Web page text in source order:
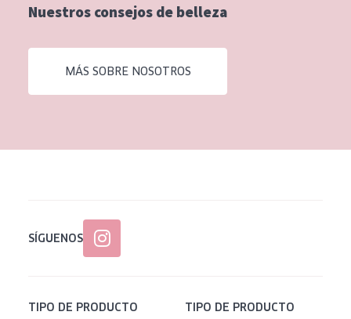
Piel menopáusica
EDAD
Nuestros consejos de belleza
MÁS SOBRE NOSOTROS
SÍGUENOS
TIPO DE PRODUCTO TIPO DE PRODUCTO